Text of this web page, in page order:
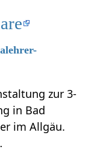
zur 3-
in Bad
im Allgäu.